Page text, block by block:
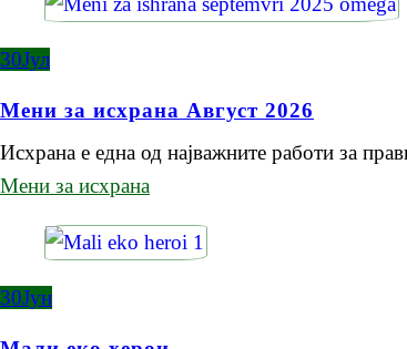
30Јул
Мени за исхрана Август 2026
Исхрана е една од најважните работи за
Мени за исхрана
30Јун